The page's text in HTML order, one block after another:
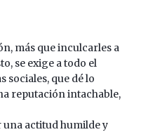
más que inculcarles a
se exige a todo el
sociales, que dé lo
reputación intachable,
actitud humilde y